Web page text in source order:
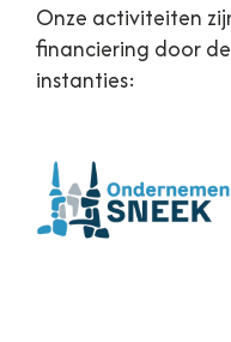
Onze activiteiten
financiering door
instanties: